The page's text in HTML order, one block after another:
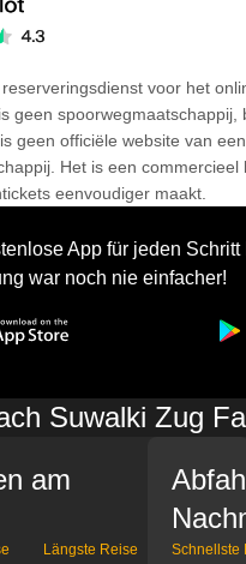
voor het
geen spoorwegmaatschappij,
geen officiële website van een
Het is een commercieel
eenvoudiger maakt.
App für jeden Schritt
war noch nie einfacher!
Suwalki Zug
am
Längste Reise Schnellste